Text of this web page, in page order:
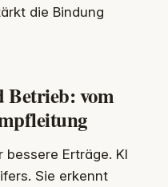
die Bindung
Betrieb: vom
bessere Erträge. KI
Sie erkennt